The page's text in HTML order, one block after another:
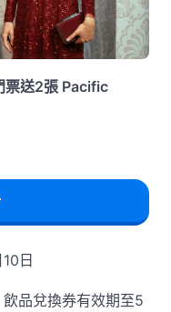
票送2張 Pacific
日
品兌換券有效期至5